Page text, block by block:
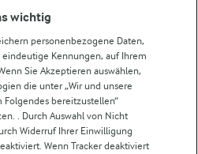
wichtig
personenbezogene Daten,
eindeutige Kennungen, auf Ihrem
Sie Akzeptieren auswählen,
die unter „Wir und unsere
Folgendes bereitzustellen“
. Durch Auswahl von Nicht
Widerruf Ihrer Einwilligung
Wenn Tracker deaktiviert